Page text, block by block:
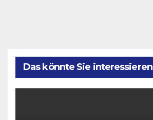
Das könnte Sie interessieren